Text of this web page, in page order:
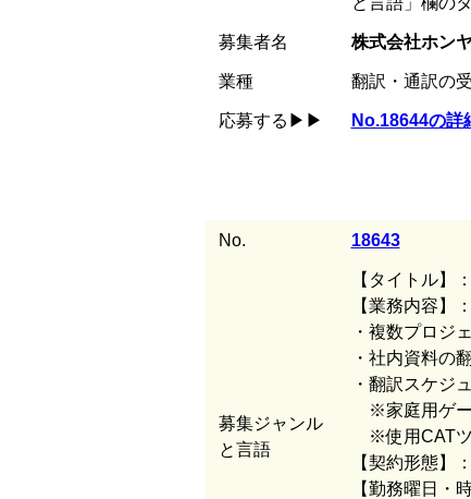
募集者名 株式会社ホン
業種 翻訳・通訳の
応募する ▶▶ No.18644の詳
No. 18643
募集ジャンル
と言語
【タイトル
【業務内容】
・複数プロジ
・社内資料の
・翻訳スケジ
※家庭用ゲー
※使用CATツ
【契約形態】
【勤務曜日